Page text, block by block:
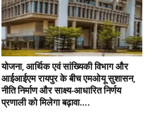
योजना, आर्थिक एवं सांख्यिकी विभाग और
आईआईएम रायपुर के बीच एमओयू सुशासन,
नीति निर्माण और साक्ष्य-आधारित निर्णय
प्रणाली को मिलेगा बढ़ावा….